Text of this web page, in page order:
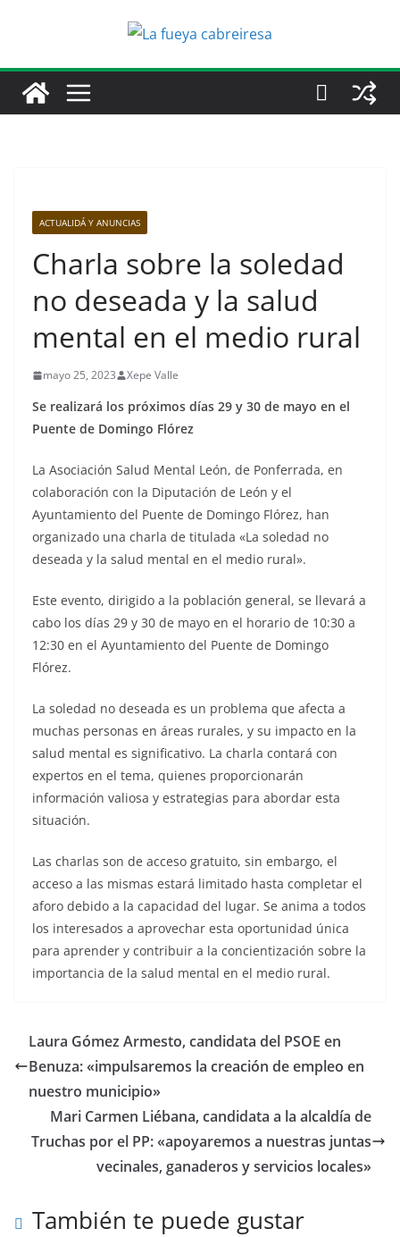
ACTUALIDÁ Y ANUNCIAS
Charla sobre la soledad
no deseada y la salud
mental en el medio rural
mayo 25, 2023 Xepe Valle
Se realizará los próximos días 29 y 30 de mayo en el
Puente de Domingo Flórez
La Asociación Salud Mental León, de Ponferrada, en
colaboración con la Diputación de León y el
Ayuntamiento del Puente de Domingo Flórez, han
organizado una charla de titulada «La soledad no
deseada y la salud mental en el medio rural».
Este evento, dirigido a la población general, se llevará a
cabo los días 29 y 30 de mayo en el horario de 10:30 a
12:30 en el Ayuntamiento del Puente de Domingo
Flórez.
La soledad no deseada es un problema que afecta a
muchas personas en áreas rurales, y su impacto en la
salud mental es significativo. La charla contará con
expertos en el tema, quienes proporcionarán
información valiosa y estrategias para abordar esta
situación.
Las charlas son de acceso gratuito, sin embargo, el
acceso a las mismas estará limitado hasta completar el
aforo debido a la capacidad del lugar. Se anima a todos
los interesados a aprovechar esta oportunidad única
para aprender y contribuir a la concientización sobre la
importancia de la salud mental en el medio rural.
Laura Gómez Armesto, candidata del PSOE en
Benuza: «impulsaremos la creación de empleo en
nuestro municipio»
Mari Carmen Liébana, candidata a la alcaldía de
Truchas por el PP: «apoyaremos a nuestras juntas
vecinales, ganaderos y servicios locales»
También te puede gustar